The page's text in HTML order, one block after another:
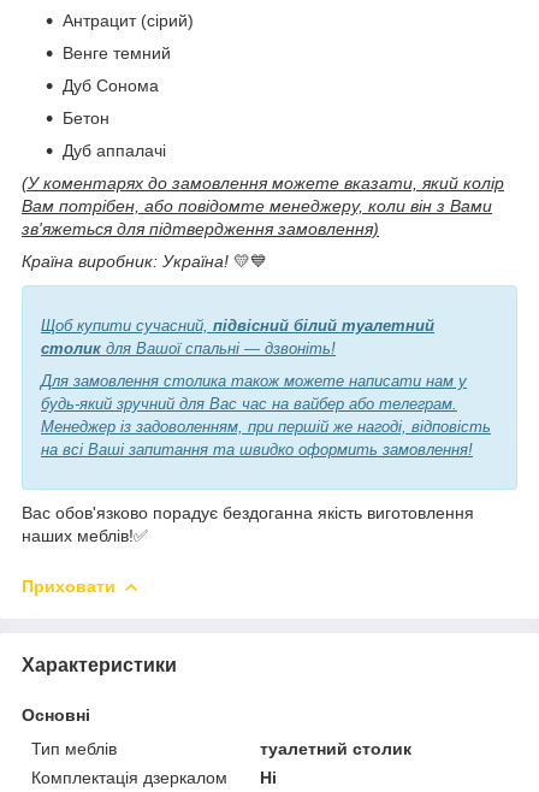
Антрацит (сірий)
Венге темний
Дуб Сонома
Бетон
Дуб аппалачі
(У коментарях до замовлення можете вказати, який колір
Вам потрібен, або повідомте менеджеру, коли він з Вами
зв'яжеться для підтвердження замовлення)
Країна виробник: Україна! 💛💙
Щоб купити сучасний, підвісний білий туалетний
столик для Вашої спальні — дзвоніть!
Для замовлення столика також можете написати нам у
будь-який зручний для Вас час на вайбер або телеграм.
Менеджер із задоволенням, при першій же нагоді, відповість
на всі Ваші запитання та швидко оформить замовлення!
Вас обов'язково порадує бездоганна якість виготовлення
наших меблів!✅
Приховати
Характеристики
Основні
Тип меблів
туалетний столик
Комплектація дзеркалом
Ні